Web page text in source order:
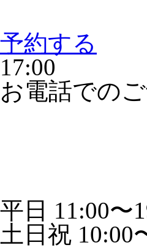
予約する
17:00
お電話での
平日 11:00〜
土日祝 10:00